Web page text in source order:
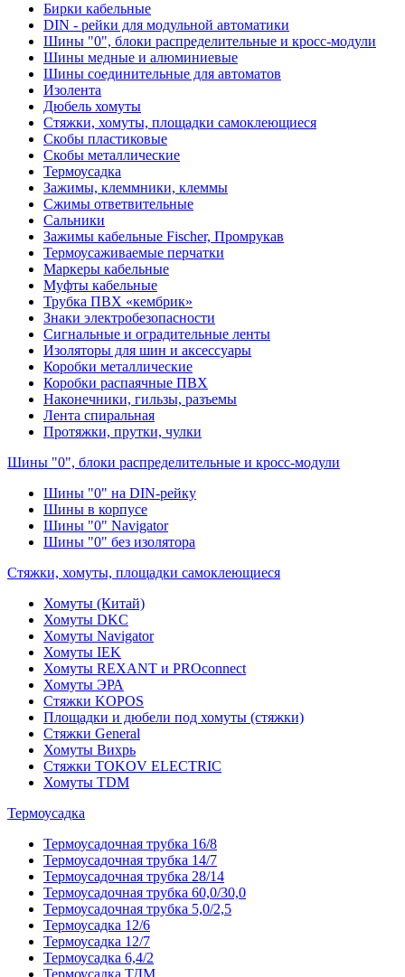
Бирки кабельные
DIN - рейки для модульной автоматики
Шины "0", блоки распределительные и кросс-модули
Шины медные и алюминиевые
Шины соединительные для автоматов
Изолента
Дюбель хомуты
Стяжки, хомуты, площадки самоклеющиеся
Скобы пластиковые
Скобы металлические
Термоусадка
Зажимы, клеммники, клеммы
Сжимы ответвительные
Сальники
Зажимы кабельные Fischer, Промрукав
Термоусаживаемые перчатки
Маркеры кабельные
Муфты кабельные
Трубка ПВХ «кембрик»
Знаки электробезопасности
Сигнальные и оградительные ленты
Изоляторы для шин и аксессуары
Коробки металлические
Коробки распаячные ПВХ
Наконечники, гильзы, разъемы
Лента спиральная
Протяжки, прутки, чулки
Шины "0", блоки распределительные и кросс-модули
Шины "0" на DIN-рейку
Шины в корпусе
Шины "0" Navigator
Шины "0" без изолятора
Стяжки, хомуты, площадки самоклеющиеся
Хомуты (Китай)
Хомуты DKC
Хомуты Navigator
Хомуты IEK
Хомуты REXANT и PROconnect
Хомуты ЭРА
Стяжки KOPOS
Площадки и дюбели под хомуты (стяжки)
Стяжки General
Хомуты Вихрь
Стяжки TOKOV ELECTRIC
Хомуты TDM
Термоусадка
Термоусадочная трубка 16/8
Термоусадочная трубка 14/7
Термоусадочная трубка 28/14
Термоусадочная трубка 60,0/30,0
Термоусадочная трубка 5,0/2,5
Термоусадка 12/6
Термоусадка 12/7
Термоусадка 6,4/2
Термоусадка ТДМ